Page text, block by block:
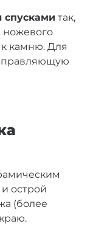
спусками так,
ножевого
камню. Для
острой
(более